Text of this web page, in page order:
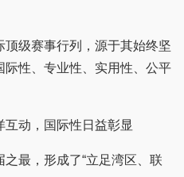
级赛事行列，源于其始终坚
性、专业性、实用性、公平
动，国际性日益彰显
最，形成了“立足湾区、联